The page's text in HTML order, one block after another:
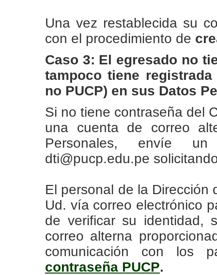
Una vez restablecida su
con el procedimiento de
Caso 3: El egresado no
tampoco tiene
no PUCP) en sus Datos
Si no tiene contraseña del
una cuenta de correo
Personales, envíe
dti@pucp.edu.pe
El personal de la Dirección
Ud. vía correo electrónico
de verificar su identidad,
correo alterna
comunicación con los
contraseña PUCP.